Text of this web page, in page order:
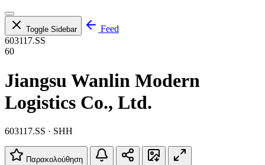
Toggle Sidebar
Feed
603117.SS
60
Jiangsu Wanlin Modern
Logistics Co., Ltd.
603117.SS · SHH
Παρακολούθηση